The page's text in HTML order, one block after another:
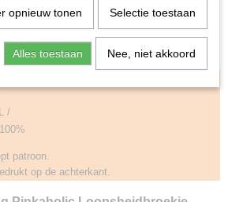
/
patroon.
op de achterkant.
opnieuw tonen Selectie toestaan
Alles toestaan Nee, niet akkoord